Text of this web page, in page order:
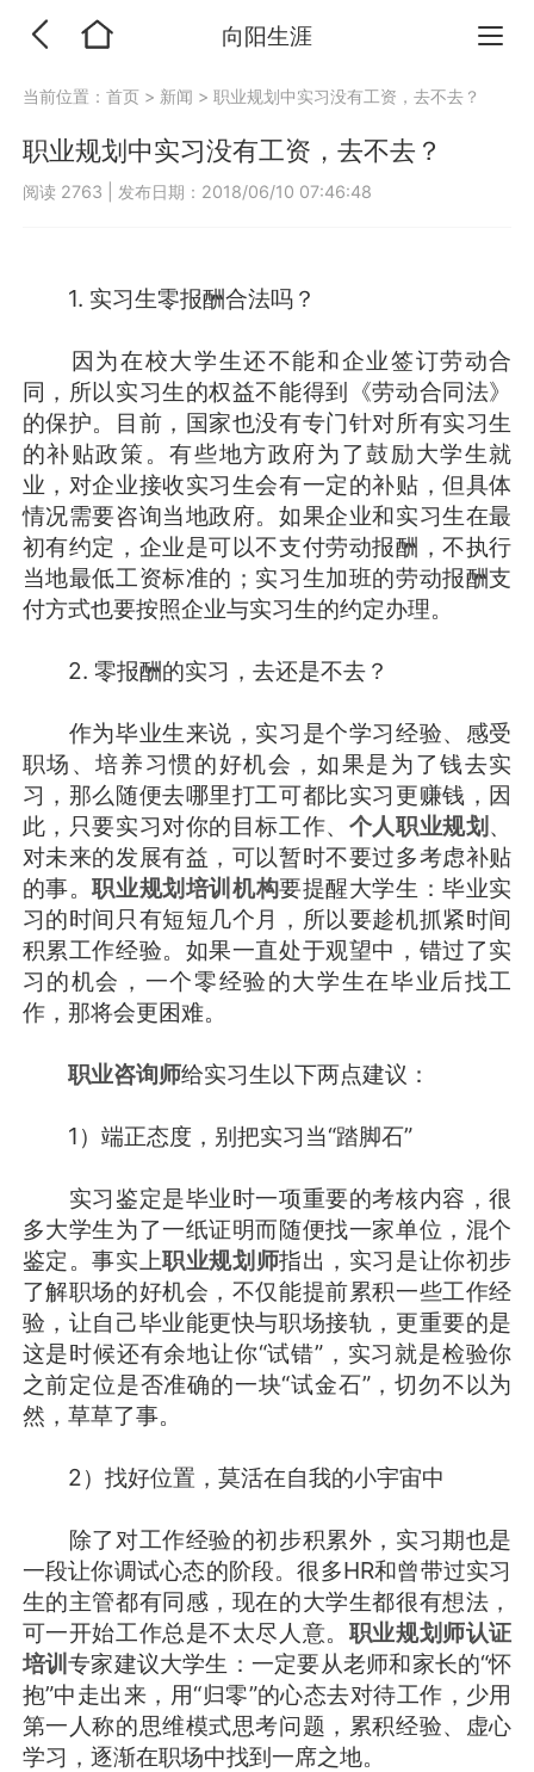
向阳生涯
当前位置：首页 > 新闻 >职业规划中实习没有工资，去不去？
职业规划中实习没有工资，去不去？
阅读 2763 发布日期：2018/06/10 07:46:48
1. 实习生零报酬合法吗？
因为在校大学生还不能和企业签订劳动合
同，所以实习生的权益不能得到《劳动合同法》
的保护。目前，国家也没有专门针对所有实习生
的补贴政策。有些地方政府为了鼓励大学生就
业，对企业接收实习生会有一定的补贴，但具体
情况需要咨询当地政府。如果企业和实习生在最
初有约定，企业是可以不支付劳动报酬，不执行
当地最低工资标准的；实习生加班的劳动报酬支
付方式也要按照企业与实习生的约定办理。
2. 零报酬的实习，去还是不去？
作为毕业生来说，实习是个学习经验、感受
职场、培养习惯的好机会，如果是为了钱去实
习，那么随便去哪里打工可都比实习更赚钱，因
此，只要实习对你的目标工作、 个人职业规划 、
对未来的发展有益，可以暂时不要过多考虑补贴
的事。职业规划培训机构要提醒大学生：毕业实
习的时间只有短短几个月，所以要趁机抓紧时间
积累工作经验。如果一直处于观望中，错过了实
习的机会，一个零经验的大学生在毕业后找工
作，那将会更困难。
职业咨询师给实习生以下两点建议：
1）端正态度，别把实习当“踏脚石”
实习鉴定是毕业时一项重要的考核内容，很
多大学生为了一纸证明而随便找一家单位，混个
鉴定。事实上职业规划师指出，实习是让你初步
了解职场的好机会，不仅能提前累积一些工作经
验，让自己毕业能更快与职场接轨，更重要的是
这是时候还有余地让你“试错”，实习就是检验你
之前定位是否准确的一块“试金石”，切勿不以为
然，草草了事。
2）找好位置，莫活在自我的小宇宙中
除了对工作经验的初步积累外，实习期也是
一段让你调试心态的阶段。很多HR和曾带过实习
生的主管都有同感，现在的大学生都很有想法，
可一开始工作总是不太尽人意。 职业规划师认证
培训专家建议大学生：一定要从老师和家长的“怀
抱”中走出来，用“归零”的心态去对待工作，少用
第一人称的思维模式思考问题，累积经验、虚心
学习，逐渐在职场中找到一席之地。